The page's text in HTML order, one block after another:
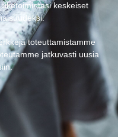
keskeiset
toteuttamistamme
jatkuvasti uusia